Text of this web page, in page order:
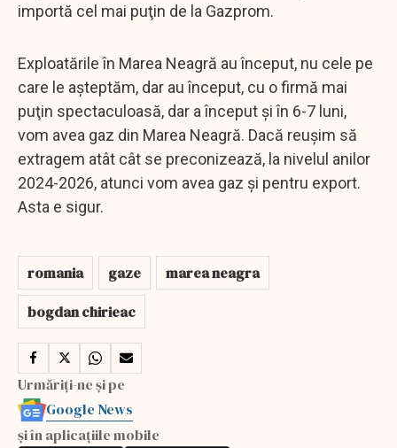
importă cel mai puţin de la Gazprom.
Exploatările în Marea Neagră au început, nu cele pe
care le aşteptăm, dar au început, cu o firmă mai
puţin spectaculoasă, dar a început şi în 6-7 luni,
vom avea gaz din Marea Neagră. Dacă reuşim să
extragem atât cât se preconizează, la nivelul anilor
2024-2026, atunci vom avea gaz şi pentru export.
Asta e sigur.
romania gaze
marea neagra
bogdan chirieac
Urmăriți-ne și pe
Google News
și în aplicațiile mobile